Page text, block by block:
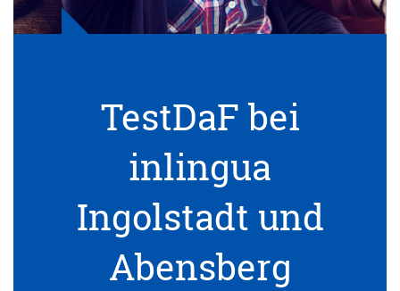
TestDaF bei
inlingua
Ingolstadt und
Abensberg